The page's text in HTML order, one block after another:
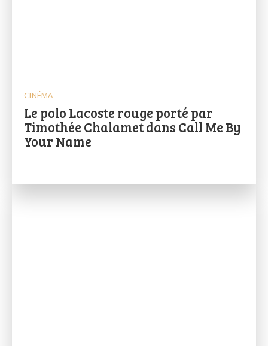
CINÉMA
Le polo Lacoste rouge porté par
Timothée Chalamet dans Call Me By
Your Name